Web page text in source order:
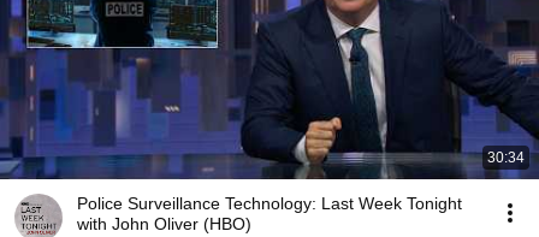
30:34
Police Surveillance Technology: Last Week Tonight
with John Oliver (HBO)